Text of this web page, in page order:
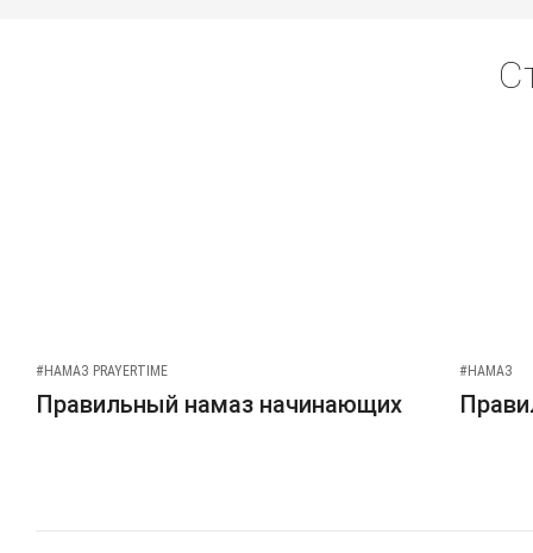
#НАМАЗ PRAYERTIME
Правильный намаз начинающих
#НАМАЗ